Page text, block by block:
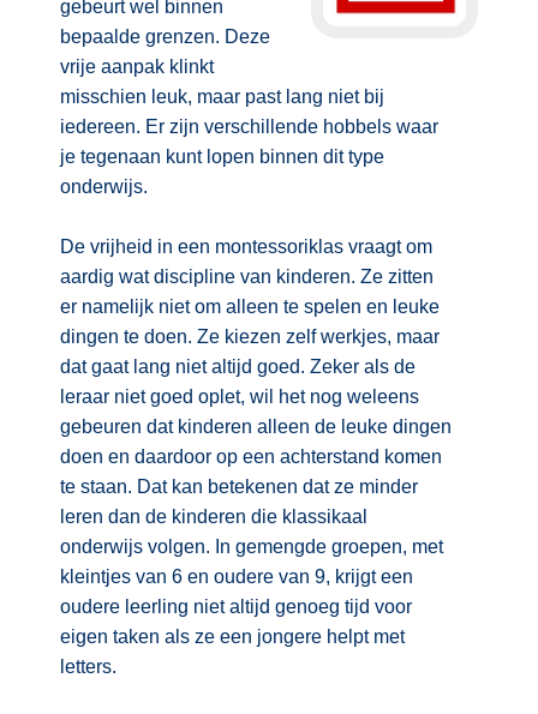
gebeurt wel binnen
bepaalde grenzen. Deze
vrije aanpak klinkt
misschien leuk, maar past lang niet bij
iedereen. Er zijn verschillende hobbels waar
je tegenaan kunt lopen binnen dit type
onderwijs.
De vrijheid in een montessoriklas vraagt om
aardig wat discipline van kinderen. Ze zitten
er namelijk niet om alleen te spelen en leuke
dingen te doen. Ze kiezen zelf werkjes, maar
dat gaat lang niet altijd goed. Zeker als de
leraar niet goed oplet, wil het nog weleens
gebeuren dat kinderen alleen de leuke dingen
doen en daardoor op een achterstand komen
te staan. Dat kan betekenen dat ze minder
leren dan de kinderen die klassikaal
onderwijs volgen. In gemengde groepen, met
kleintjes van 6 en oudere van 9, krijgt een
oudere leerling niet altijd genoeg tijd voor
eigen taken als ze een jongere helpt met
letters.